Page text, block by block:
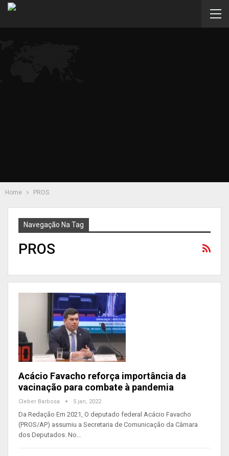
Home PROS
Navegação Na Tag
PROS
Acácio Favacho reforça importância da
vacinação para combate à pandemia
Cleber Barbosa 5 jan, 2022
Da Redação Em 2021, O deputado federal Acácio Favacho
(PROS/AP) assumiu a Secretaria de Comunicação da Câmara
dos Deputados. No…